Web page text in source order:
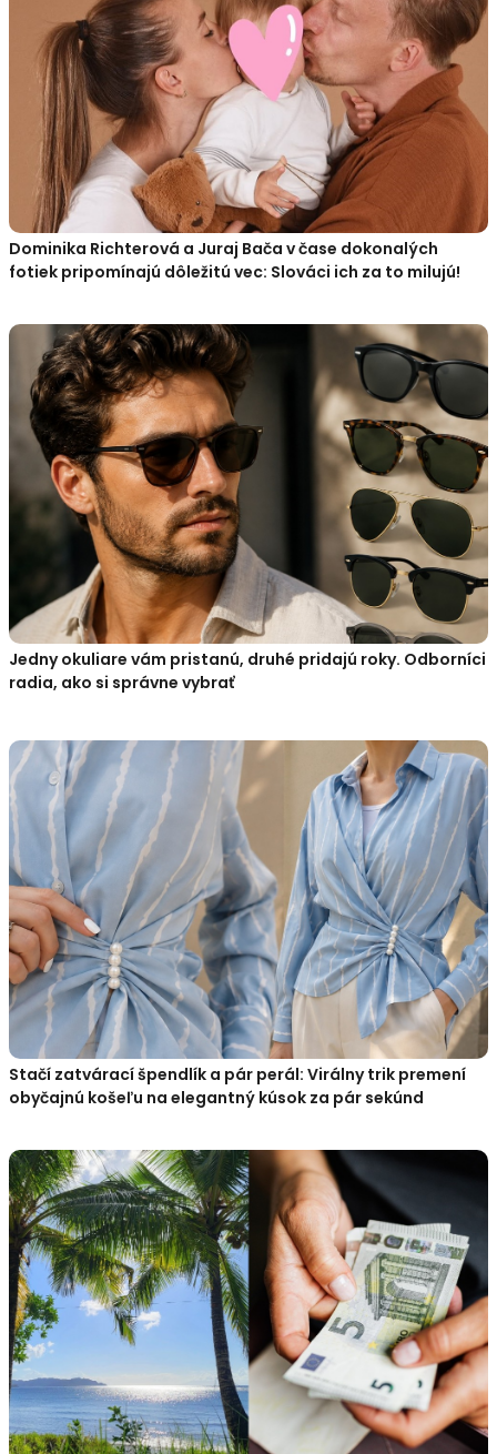
Dominika Richterová a Juraj Bača v čase dokonalých
fotiek pripomínajú dôležitú vec: Slováci ich za to milujú!
Jedny okuliare vám pristanú, druhé pridajú roky. Odborníci
radia, ako si správne vybrať
Stačí zatvárací špendlík a pár perál: Virálny trik premení
obyčajnú košeľu na elegantný kúsok za pár sekúnd